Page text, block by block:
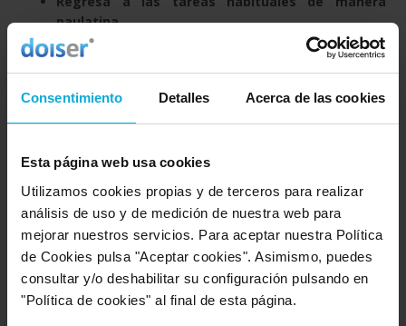
Consentimiento Detalles Acerca de las cookies
Esta página web usa cookies
Utilizamos cookies propias y de terceros para realizar
análisis de uso y de medición de nuestra web para
mejorar nuestros servicios. Para aceptar nuestra Política
de Cookies pulsa "Aceptar cookies". Asimismo, puedes
consultar y/o deshabilitar su configuración pulsando en
"Política de cookies" al final de esta página.
paulatina.
No es bueno pasar de tener todo el tiempo del mundo
estar hasta el cuello de tareas. Cambia de manera
progresiva los horarios ysigue manteniendo los
ocio.
Pero ¿y si la tristeza que sientes es una alerta de que
tu trabajo te hace infeliz? Quizá debes tomar
medidas al respecto y plantearte las cosas que te
hacen sentirte mal. Plantea alternativas de cambio.